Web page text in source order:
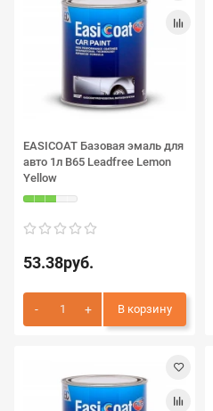
EASICOAT Базовая эмаль для
авто 1л B65 Leadfree Lemon
Yellow
53.38руб.
В корзину